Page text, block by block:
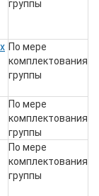
группы
По мере
комплектования
группы
По мере
комплектования
группы
По мере
комплектования
группы